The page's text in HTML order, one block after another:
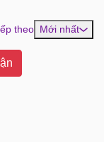
theo Mới nhất